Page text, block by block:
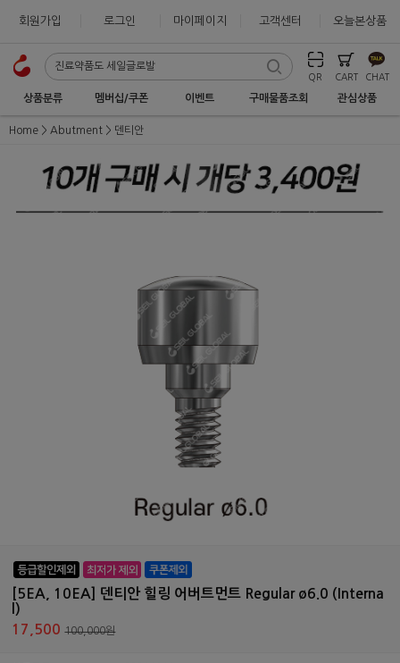
회원가입 로그인 마이페이지 고객센터 오늘본상품
QR CART CHAT
상품분류 멤버십/쿠폰 이벤트 구매물품조회 관심상품
Home Abutment 덴티안
[5EA, 10EA] 덴티안 힐링 어버트먼트 Regular ø6.0 (Interna
l)
17,500100,000원